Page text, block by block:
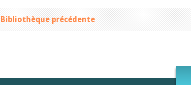
Bibliothèque précédente